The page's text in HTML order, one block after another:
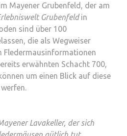
Mayener Grubenfeld, der am
Grubenfeldin
sind über 100
die als Wegweiser
Fledermausinformationen
erwähnten Schacht 700,
um einen Blick auf diese
Lavakeller, der sich